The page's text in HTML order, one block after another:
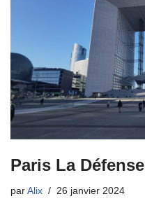
Paris La Défense
par Alix 26 janvier 2024